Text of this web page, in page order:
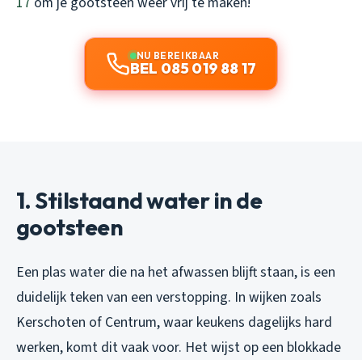
NU BEREIKBAAR
BEL 085 019 88 17
1. Stilstaand water in de
gootsteen
Een plas water die na het afwassen blijft staan, is een
duidelijk teken van een verstopping. In wijken zoals
Kerschoten of Centrum, waar keukens dagelijks hard
werken, komt dit vaak voor. Het wijst op een blokkade